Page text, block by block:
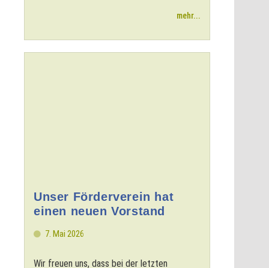
mehr...
Unser Förderverein hat
einen neuen Vorstand
7. Mai 2026
Wir freuen uns, dass bei der letzten